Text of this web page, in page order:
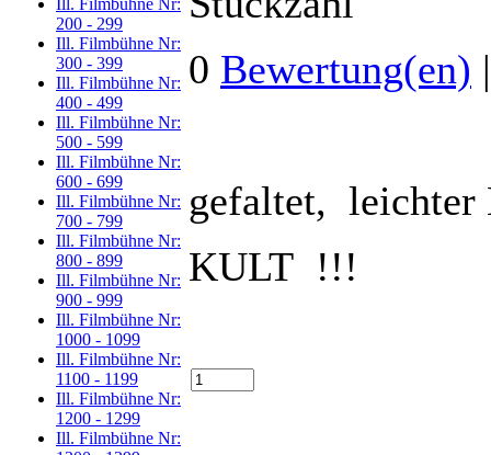
200 - 299
Ill. Filmbühne Nr:
300 - 399
Ill. Filmbühne Nr:
400 - 499
Ill. Filmbühne Nr:
500 - 599
Ill. Filmbühne Nr:
600 - 699
Ill. Filmbühne Nr:
700 - 799
Ill. Filmbühne Nr:
800 - 899
Ill. Filmbühne Nr:
900 - 999
Ill. Filmbühne Nr:
1000 - 1099
Ill. Filmbühne Nr:
1100 - 1199
Ill. Filmbühne Nr:
1200 - 1299
Ill. Filmbühne Nr:
0 Bewertung(en)
gefaltet, leichter
KULT !!!